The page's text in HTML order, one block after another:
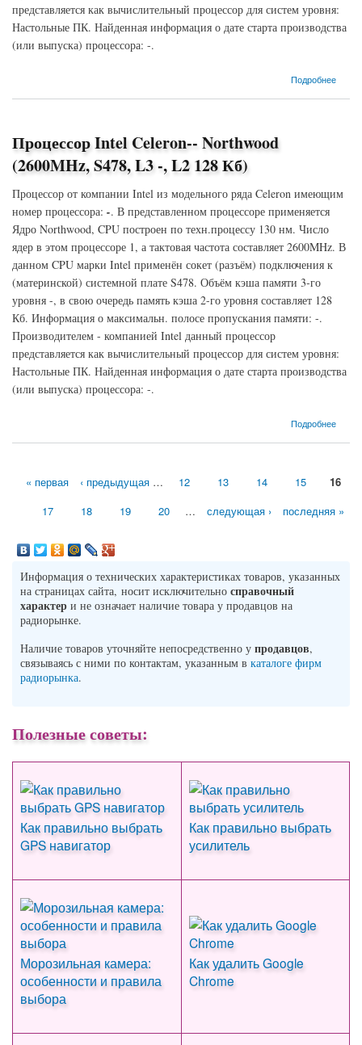
представляется как вычислительный процессор для систем уровня:
Настольные ПК. Найденная информация о дате старта производства
(или выпуска) процессора: -.
Подробнее
о Процессор Intel Celeron-- Northwood (2400MHz, S478, L3 -, L2 128 Кб)
Процессор Intel Celeron-- Northwood
(2600MHz, S478, L3 -, L2 128 Кб)
Процессор от компании Intel из модельного ряда Celeron имеющим
номер процессора: -. В представленном процессоре применяется
Ядро Northwood, CPU построен по техн.процессу 130 нм. Число
ядер в этом процессоре 1, а тактовая частота составляет 2600MHz. В
данном CPU марки Intel применён сокет (разъём) подключения к
(материнской) системной плате S478. Объём кэша памяти 3-го
уровня -, в свою очередь память кэша 2-го уровня составляет 128
Кб. Информация о максимальн. полосе пропускания памяти: -.
Производителем - компанией Intel данный процессор
представляется как вычислительный процессор для систем уровня:
Настольные ПК. Найденная информация о дате старта производства
(или выпуска) процессора: -.
Подробнее
о Процессор Intel Celeron-- Northwood (2600MHz, S478, L3 -, L2 128 Кб)
Страницы
« первая ‹ предыдущая … 12 13 14 15
16
17
18 19 20 … следующая › последняя »
Информация о технических характеристиках товаров, указанных
на страницах сайта, носит исключительно справочный
характер и не означает наличие товара у продавцов на
радиорынке.
Наличие товаров уточняйте непосредственно у продавцов,
связываясь с ними по контактам, указанным в каталоге фирм
радиорынка.
Полезные советы:
Как правильно выбрать
GPS навигатор
Как правильно выбрать
усилитель
Морозильная камера:
особенности и правила
выбора
Как удалить Google
Chrome